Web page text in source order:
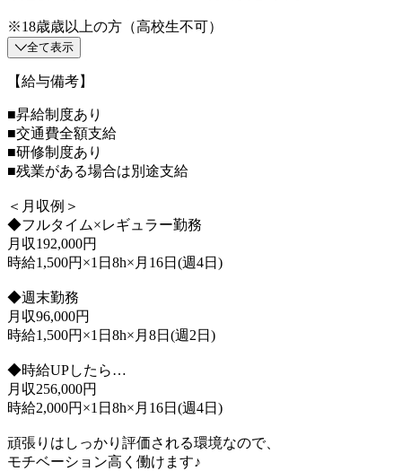
※18歳歳以上の方（高校生不可）
全て表示
【給与備考】
■昇給制度あり
■交通費全額支給
■研修制度あり
■残業がある場合は別途支給
＜月収例＞
◆フルタイム×レギュラー勤務
月収192,000円
時給1,500円×1日8h×月16日(週4日)
◆週末勤務
月収96,000円
時給1,500円×1日8h×月8日(週2日)
◆時給UPしたら…
月収256,000円
時給2,000円×1日8h×月16日(週4日)
頑張りはしっかり評価される環境なので、
モチベーション高く働けます♪